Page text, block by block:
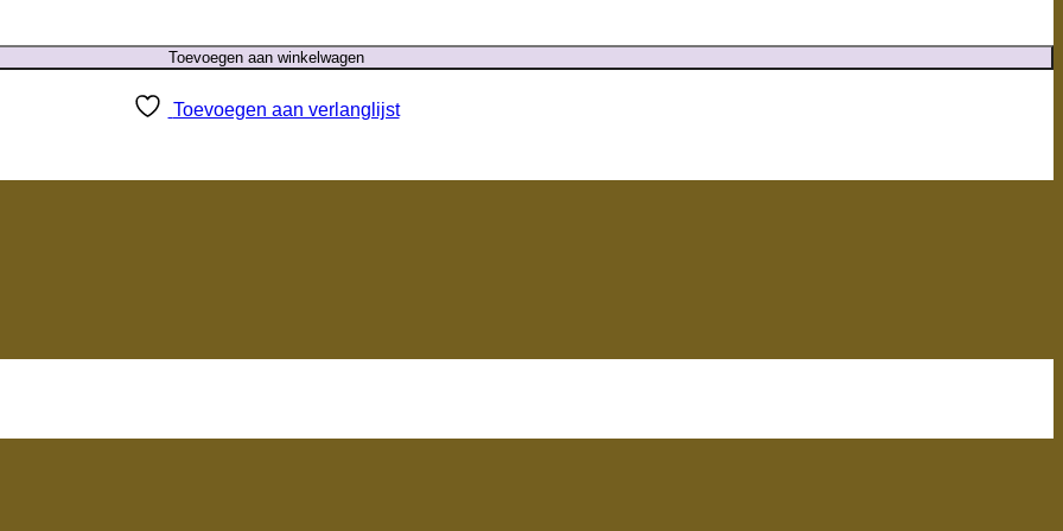
Toevoegen aan winkelwagen
Toevoegen aan verlanglijst